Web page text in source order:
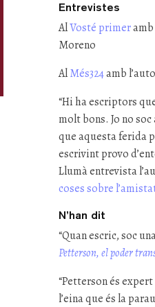
Entrevistes
AlVosté primer
Moreno
AlMés324amb
“Hi ha escriptors
molt bons. Jo no
que aquesta ferida
escrivint provo
Llumà entrevista
coses sobre
N’han dit
“Quan escric, soc
Petterson, el poder
“Petterson és
l’eina que és la